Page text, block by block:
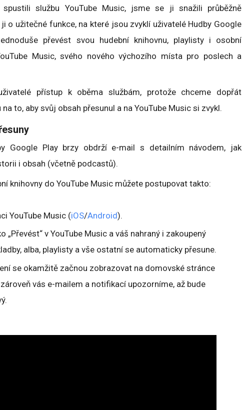
službu YouTube Music, jsme se ji snažili průběžně
o užitečné funkce, na které jsou zvyklí uživatelé Hudby Google
převést svou hudební knihovnu, playlisty i osobní
Music, svého nového výchozího místa pro poslech a
přístup k oběma službám, protože chceme dopřát
to, aby svůj obsah přesunul a na YouTube Music si zvykl.
Google Play brzy obdrží e-mail s detailním návodem, jak
i obsah (včetně podcastů).
knihovny do YouTube Music můžete postupovat takto:
YouTube Music (iOS/Android).
„Převést“ v YouTube Music a váš nahraný i zakoupený
alba, playlisty a vše ostatní se automaticky přesune.
se okamžitě začnou zobrazovat na domovské stránce
vás e-mailem a notifikací upozorníme, až bude